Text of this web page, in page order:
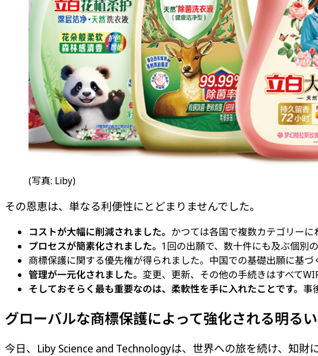
(写真: Liby)
その恩恵は、単なる利便性にとどまりませんでした。
コストが大幅に削減されました。 かつては各国で複数カテゴリーに
プロセスが簡素化されました。 1回の出願で、数十件にも及ぶ個別
商標保護に関する優先権が得られました。中国での基礎出願に基
管理が一元化されました。 変更、更新、その他の手続きはすべて
そしておそらく最も重要なのは、柔軟性を手に入れたことです。 事
グローバルな商標保護によって強化される明る
今日、Liby Science and Technologyは、世界への旅を続け、知財